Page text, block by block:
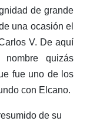
de grande
una ocasión el
V. De aquí
quizás
fue uno de los
con Elcano.
de su